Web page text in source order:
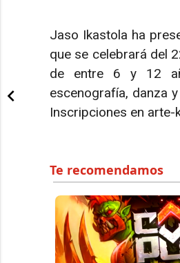
Jaso Ikastola ha
que se celebrará del
de entre 6 y 12
escenografía, danza
Inscripciones en arte-